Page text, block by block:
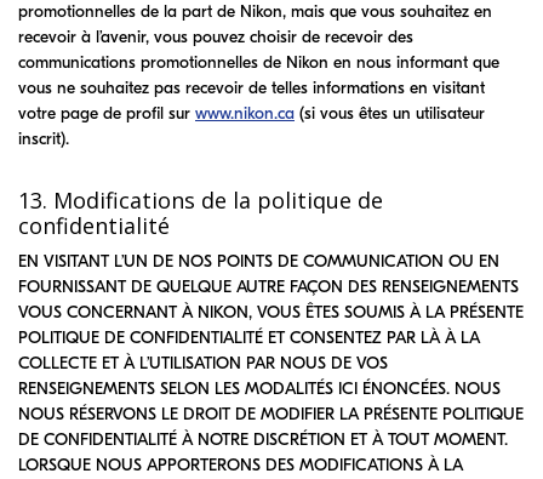
promotionnelles de la part de Nikon, mais que vous souhaitez en
recevoir à l’avenir, vous pouvez choisir de recevoir des
communications promotionnelles de Nikon en nous informant que
vous ne souhaitez pas recevoir de telles informations en visitant
votre page de profil sur www.nikon.ca (si vous êtes un utilisateur
inscrit).
13. Modifications de la politique de
confidentialité
EN VISITANT L’UN DE NOS POINTS DE COMMUNICATION OU EN
FOURNISSANT DE QUELQUE AUTRE FAÇON DES RENSEIGNEMENTS
VOUS CONCERNANT À NIKON, VOUS ÊTES SOUMIS À LA PRÉSENTE
POLITIQUE DE CONFIDENTIALITÉ ET CONSENTEZ PAR LÀ À LA
COLLECTE ET À L’UTILISATION PAR NOUS DE VOS
RENSEIGNEMENTS SELON LES MODALITÉS ICI ÉNONCÉES. NOUS
NOUS RÉSERVONS LE DROIT DE MODIFIER LA PRÉSENTE POLITIQUE
DE CONFIDENTIALITÉ À NOTRE DISCRÉTION ET À TOUT MOMENT.
LORSQUE NOUS APPORTERONS DES MODIFICATIONS À LA